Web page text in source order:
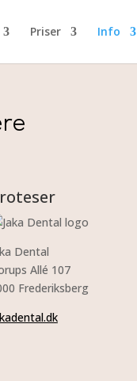
Priser Info
Dental
Allé 107
Frederiksberg